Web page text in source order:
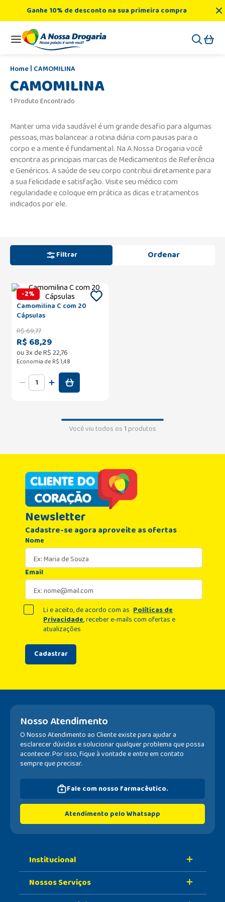
Ganhe 10% de desconto na sua primeira compra
CAMOMILINA
CAMOMILINA
1 Produto Encontrado
Manter uma vida saudável é um grande desafio para algumas
pessoas, mas balancear a rotina diária com pausas para o
corpo e a mente é fundamental. Na A Nossa Drogaria você
encontra as principais marcas de Medicamentos de Referência
e Genéricos. A saúde de seu corpo contribui diretamente para
a sua felicidade e satisfação. Visite seu médico com
regularidade e coloque em prática as dicas e tratamentos
indicados por ele.
Filtrar
-2%
Camomilina C com 20
Cápsulas
R$69,77
R$ 68,29
ou3x deR$22,76
Economia de R$ 1,48
Você viu todos os1produtos
Newsletter
Cadastre-se agora aproveite as ofertas
Nome
Email
Cadastrar
Li e aceito, de acordo com as Políticas de
Privacidade, receber e-mails com ofertas e
atualizações
Nosso Atendimento
O Nosso Atendimento ao Cliente existe para ajudar a
esclarecer dúvidas e solucionar qualquer problema que possa
acontecer. Por isso, fique à vontade e entre em contato
sempre que precisar.
Fale com nosso farmacêutico.
Atendimento pelo Whatsapp
Institucional
Sobre A Nossa Drogaria
Nossos Serviços